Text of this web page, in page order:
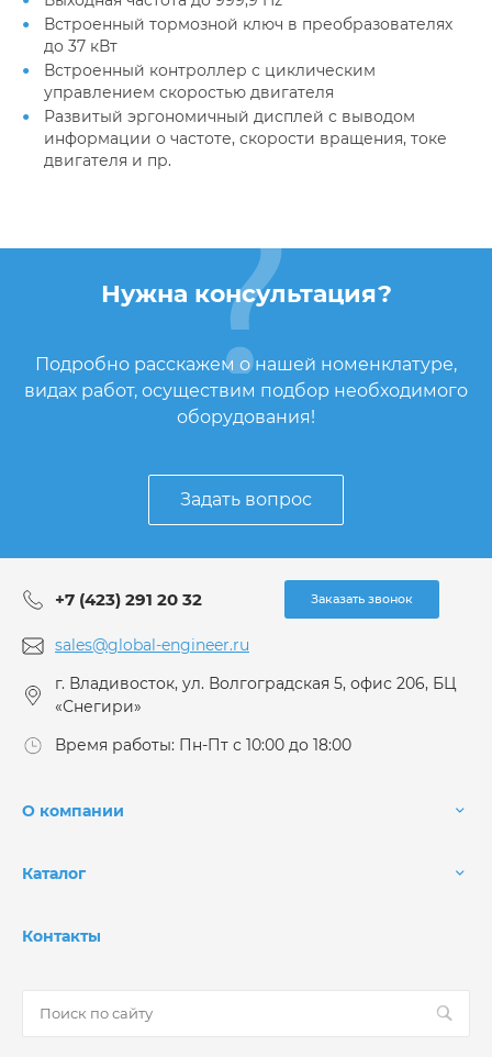
Встроенный тормозной ключ в преобразователях
до 37 кВт
Встроенный контроллер с циклическим
управлением скоростью двигателя
Развитый эргономичный дисплей с выводом
информации о частоте, скорости вращения, токе
двигателя и пр.
Нужна консультация?
Подробно расскажем о нашей номенклатуре,
видах работ, осуществим подбор необходимого
оборудования!
Задать вопрос
+7 (423) 291 20 32 Заказать звонок
sales@global-engineer.ru
г. Владивосток, ул. Волгоградская 5, офис 206, БЦ
«Снегири»
Время работы: Пн-Пт с 10:00 до 18:00
О компании
Каталог
Контакты